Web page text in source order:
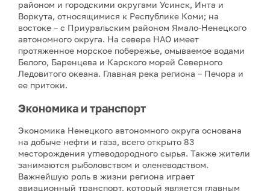
районом и городскими округами Усинск, Инта и
Воркута, относящимися к Республике Коми; на
востоке – с Приуральским районом Ямало-Ненецкого
автономного округа. На севере НАО имеет
протяженное морское побережье, омываемое водами
Белого, Баренцева и Карского морей Северного
Ледовитого океана. Главная река региона – Печора и
ее притоки.
Экономика и транспорт
Экономика Ненецкого автономного округа основана
на добыче нефти и газа, всего открыто 83
месторождения углеводородного сырья. Также жители
занимаются рыболовством и оленеводством.
Важнейшую роль в жизни региона играет
авиационный транспорт, который является главным